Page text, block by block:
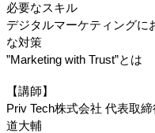
必要なスキル
デジタルマーケティングに
な対策
”Marketing with Trust”とは
【講師】
Priv Tech株式会社 代表取
道大輔